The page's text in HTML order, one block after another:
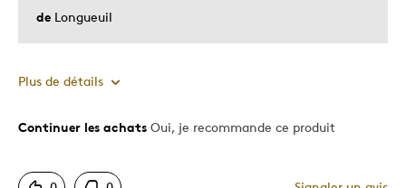
de Longueuil
Plus de détails
Le pour
Continuer les achats Oui, je recommande ce produit